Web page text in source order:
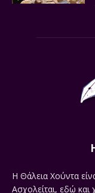
Η Θάλεια Χούντα
Ασχολείται, εδώ και